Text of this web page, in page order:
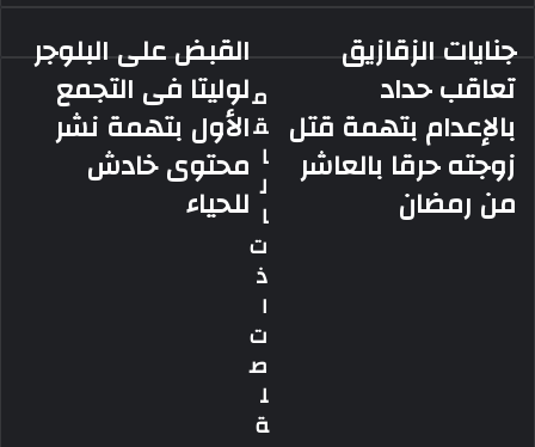
جنايات
الزقازيق
تعاقب
حداد
بالإعدام
بتهمة
زوجته
جنايات الزقازيق
تعاقب حداد
بالإعدام بتهمة قتل
زوجته حرقا بالعاشر
من رمضان
القبض
البلوجر
لوليتا
التجمع
الأول
بتهمة
نشر
القبض على البلوجر
لوليتا فى التجمع
الأول بتهمة نشر
محتوى خادش
للحياء
م
ق
ا
ل
ا
ت
ذ
ا
ت
ص
ل
ة